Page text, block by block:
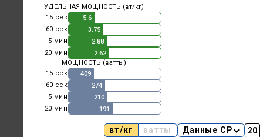
УДЕЛЬНАЯ МОЩНОСТЬ (вт/кг)
15 сек
5.6
60 сек
3.75
5 мин
2.88
20 мин
2.62
МОЩНОСТЬ (ватты)
15 сек
409
60 сек
274
5 мин
210
20 мин
191
вт/кг ватты Данные CP